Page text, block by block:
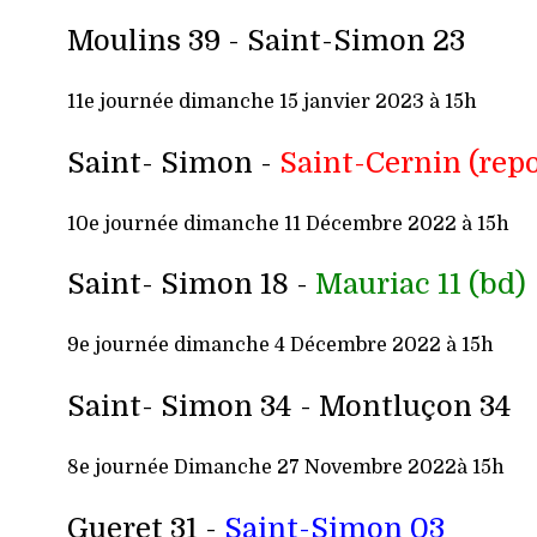
Moulins 39 - Saint-Simon 23
11e journée dimanche 15 janvier 2023 à 15h
Saint- Simon - Saint-Cernin
10e journée dimanche 11 Décembre 2022 à 15h
Saint- Simon 18 - Mauriac 11 (bd)
9e journée dimanche 4 Décembre 2022 à 15h
Saint- Simon 34 - Montluçon 34
8e journée Dimanche 27 Novembre 2022à 15h
Gueret 31 - Saint-Simon 03